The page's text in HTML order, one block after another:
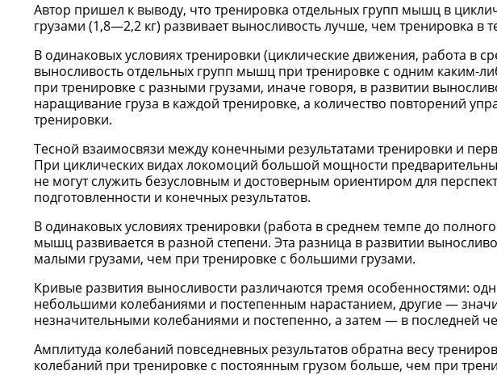
Автор пришел к выводу, что тренировка отдельных групп мышц в
грузами (1,8—2,2 кг) развивает выносливость лучше, чем тренировка в
В одинаковых условиях тренировки (циклические движения, работа в
выносливость отдельных групп мышц при тренировке с одним каким-
при тренировке с разными грузами, иначе говоря, в развитии
наращивание груза в каждой тренировке, а количество повторений
тренировки.
Тесной взаимосвязи между конечными результатами тренировки и
При циклических видах локомоций большой мощности
не могут служить безусловным и достоверным ориентиром для
подготовленности и конечных результатов.
В одинаковых условиях тренировки (работа в среднем темпе до
мышц развивается в разной степени. Эта разница в развитии
малыми грузами, чем при тренировке с большими грузами.
Кривые развития выносливости различаются тремя особенностями:
небольшими колебаниями и постепенным нарастанием, другие —
незначительными колебаниями и постепенно, а затем — в последней
Амплитуда колебаний повседневных результатов обратна весу
колебаний при тренировке с постоянным грузом больше, чем при